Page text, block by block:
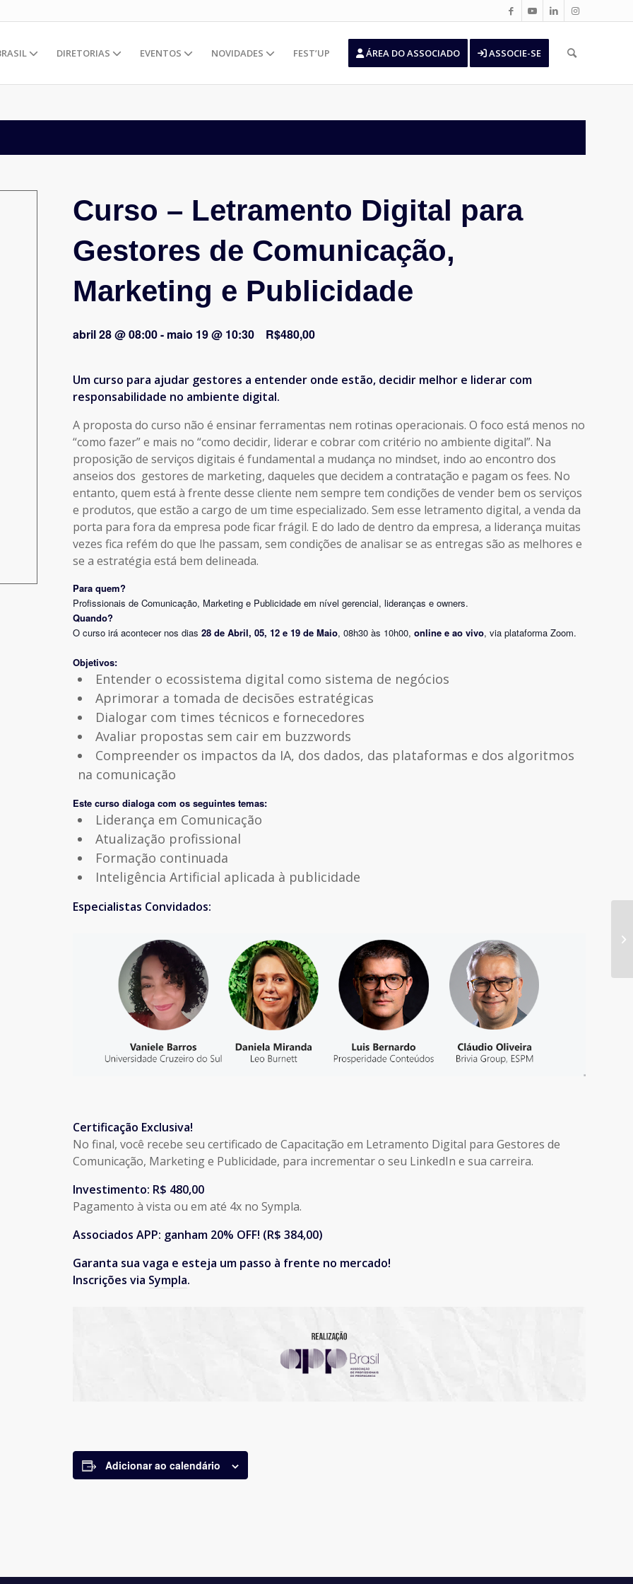
DIRETORIAS EVENTOS NOVIDADES FEST’UP ÁREA DO ASSOCIADO ASSOCIE-SE
Curso – Letramento Digital para
Gestores de Comunicação,
Marketing e Publicidade
abril 28 @ 08:00- maio 19 @ 10:30 R$480,00
Um curso para ajudar gestores a entender onde estão, decidir melhor e liderar com
responsabilidade no ambiente digital.
A proposta do curso não é ensinar ferramentas nem rotinas operacionais. O foco está menos no
“como fazer” e mais no “como decidir, liderar e cobrar com critério no ambiente digital”. Na
proposição de serviços digitais é fundamental a mudança no mindset, indo ao encontro dos
anseios dos gestores de marketing, daqueles que decidem a contratação e pagam os fees. No
entanto, quem está à frente desse cliente nem sempre tem condições de vender bem os serviços
e produtos, que estão a cargo de um time especializado. Sem esse letramento digital, a venda da
porta para fora da empresa pode ficar frágil. E do lado de dentro da empresa, a liderança muitas
vezes fica refém do que lhe passam, sem condições de analisar se as entregas são as melhores e
se a estratégia está bem delineada.
Para quem?
Profissionais de Comunicação, Marketing e Publicidade em nível gerencial, lideranças e owners.
Quando?
O curso irá acontecer nos dias 28 de Abril, 05, 12 e 19 de Maio, 08h30 às 10h00, online e ao vivo, via plataforma Zoom.
Objetivos:
Entender o ecossistema digital como sistema de negócios
Aprimorar a tomada de decisões estratégicas
Dialogar com times técnicos e fornecedores
Avaliar propostas sem cair em buzzwords
Compreender os impactos da IA, dos dados, das plataformas e dos algoritmos
na comunicação
Este curso dialoga com os seguintes temas:
Liderança em Comunicação
Atualização profissional
Formação continuada
Inteligência Artificial aplicada à publicidade
Especialistas Convidados:
Certificação Exclusiva!
No final, você recebe seu certificado de Capacitação em Letramento Digital para Gestores de
Comunicação, Marketing e Publicidade, para incrementar o seu LinkedIn e sua carreira.
Investimento: R$ 480,00
Pagamento à vista ou em até 4x no Sympla.
Associados APP: ganham 20% OFF! (R$ 384,00)
Garanta sua vaga e esteja um passo à frente no mercado!
Inscrições via Sympla.
Adicionar ao calendário